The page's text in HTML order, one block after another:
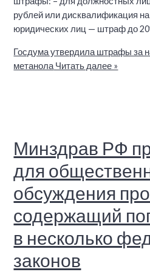
рублей или дисквалификация на
юридических лиц — штраф до
Госдума утвердила штрафы за
метанола Читать далее »
Минздрав РФ
для
обсуждения
содержащий
в несколько
законов